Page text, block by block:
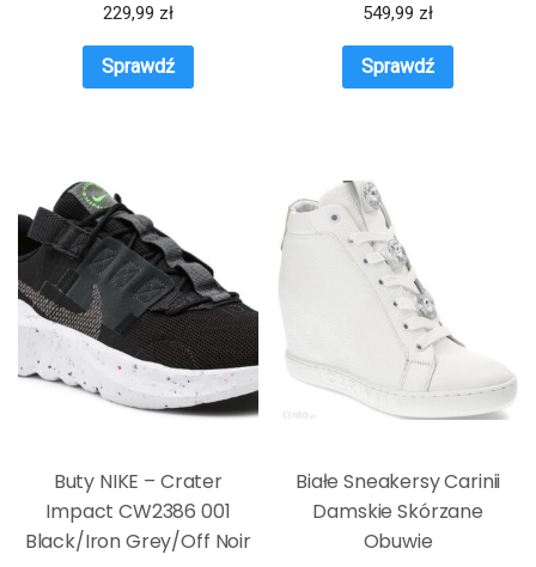
229,99 zł
Sprawdź
549,99 zł
Sprawdź
Buty NIKE – Crater
Impact CW2386 001
Black/Iron Grey/Off Noir
Białe Sneakersy Carinii
Damskie Skórzane
Obuwie